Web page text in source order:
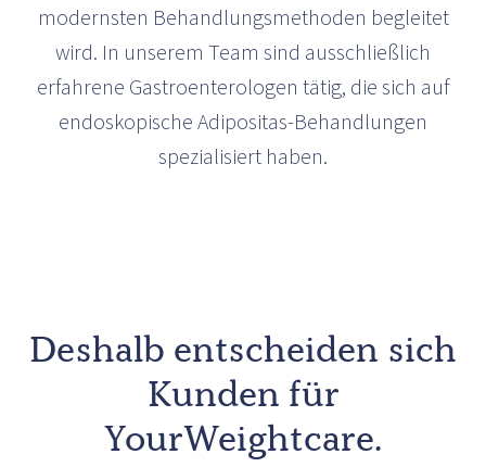
modernsten Behandlungsmethoden begleitet
wird. In unserem Team sind ausschließlich
erfahrene Gastroenterologen tätig, die sich auf
endoskopische Adipositas-Behandlungen
spezialisiert haben.
Deshalb entscheiden sich
Kunden für
YourWeightcare.